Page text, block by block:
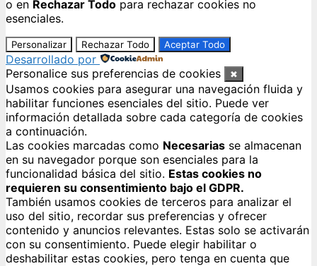
o en Rechazar Todo para rechazar cookies no
esenciales.
Personalizar Rechazar Todo Aceptar Todo
Desarrollado por
Personalice sus preferencias de cookies
✖
Usamos cookies para asegurar una navegación fluida y
habilitar funciones esenciales del sitio. Puede ver
información detallada sobre cada categoría de cookies
a continuación.
Las cookies marcadas como Necesarias se almacenan
en su navegador porque son esenciales para la
funcionalidad básica del sitio. Estas cookies no
requieren su consentimiento bajo el GDPR.
También usamos cookies de terceros para analizar el
uso del sitio, recordar sus preferencias y ofrecer
contenido y anuncios relevantes. Estas solo se activarán
con su consentimiento. Puede elegir habilitar o
deshabilitar estas cookies, pero tenga en cuenta que